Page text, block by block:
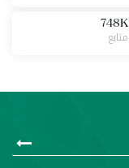
748K
متابع